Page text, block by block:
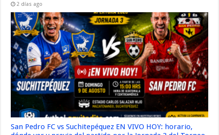
2 días ago
San Pedro FC vs Suchitepéquez EN VIVO HOY: horario,